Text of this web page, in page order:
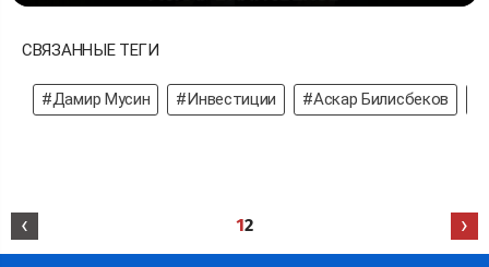
СВЯЗАННЫЕ ТЕГИ
#Дамир Мусин #Инвестиции #Аскар Билисбеков
‹ 12 ›